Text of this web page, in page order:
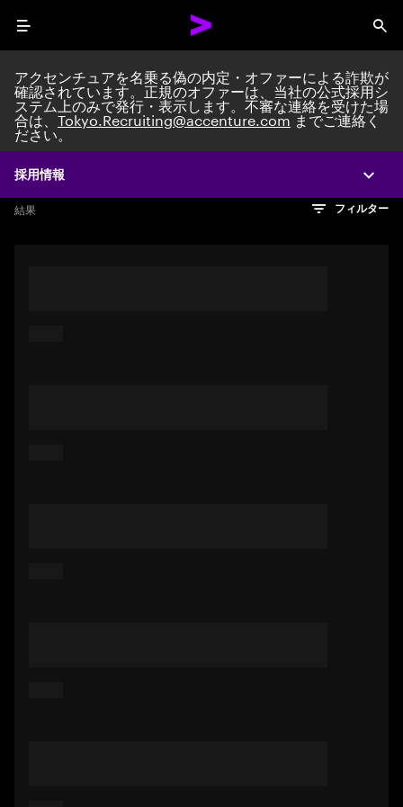
Menu
採用情報
アクセンチュアを名乗る偽の内定・オファーによる詐欺が
確認されています。正規のオファーは、当社の公式採用シ
ステム上のみで発行・表示します。不審な連絡を受けた場
合は、Tokyo.Recruiting@accenture.comまでご連絡く
ださい。
Search jobs at
検索のヒント
希望の仕事を表すフレーズや文章を使って検索してみてくださ
い。キーワードを引用符で囲むことで、完全一致検索もできま
文字数制限に達しました
検索結果を見るにはEnterキーを押してください
結果 フィルター